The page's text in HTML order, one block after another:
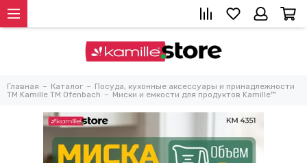
Главная Каталог
Посуда, кухонные аксессуары и принадлежности
TM Kamille TM Ofenbach
Миски и емкости для продуктов Kamille™